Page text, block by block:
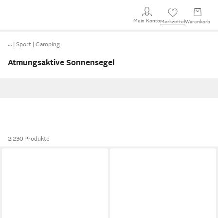
Mein KontoMerkzettel Warenkorb
… Sport Camping
Atmungsaktive Sonnensegel
2.230 Produkte